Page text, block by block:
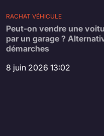
RACHAT VÉHICULE
Peut-on vendre une
par un garage ?
démarches
8 juin 2026 13:02